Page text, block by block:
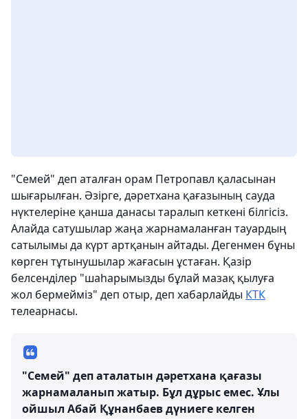
"Семей" деп аталған орам Петропавл қаласынан
шығарылған. Әзірге, дәретхана қағазының сауда
нүктелеріне қанша данасы таралып кеткені білгісіз.
Алайда сатушылар жаңа жарнамаланған тауардың
сатылымы да күрт артқанын айтады. Дегенмен бұны
көрген тұтынушылар жағасын ұстаған. Қазір
белсенділер "шаһарымызды бұлай мазақ қылуға
жол бермейміз" деп отыр, деп хабарлайды КТК
телеарнасы.
"Семей" деп аталатын дәретхана қағазы
жарнамаланып жатыр. Бұл дұрыс емес. Ұлы
ойшыл Абай Құнанбаев дүниеге келген